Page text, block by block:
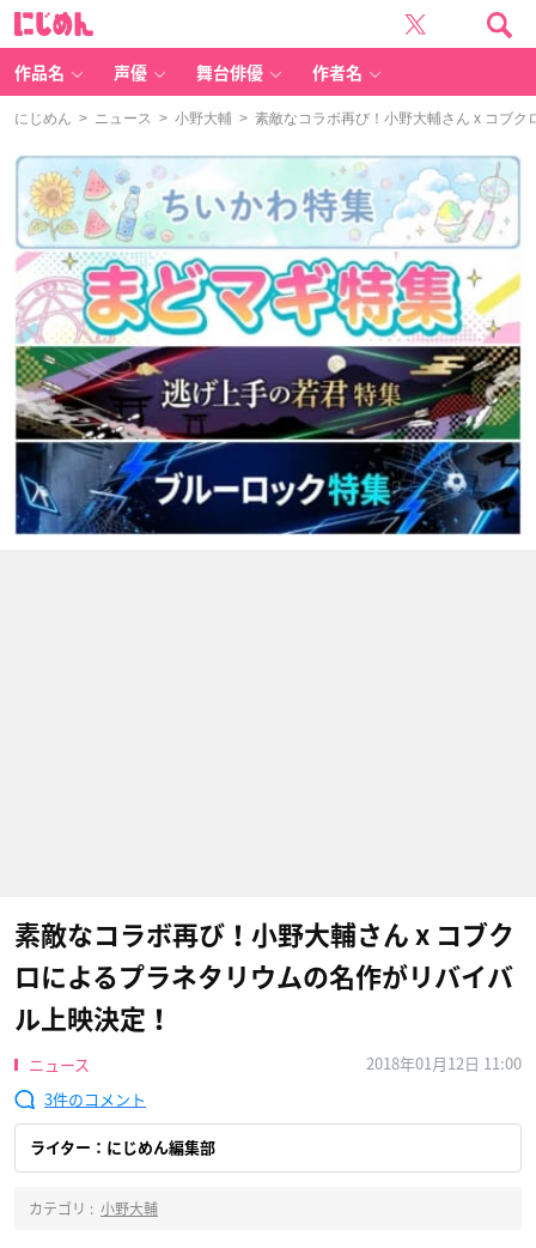
作品名 声優 舞台俳優 作者名
にじめん > ニュース > 小野大輔 > 素敵なコラボ再び！小野大輔さん x コブク
素敵なコラボ再び！小野大輔さん x コブク
ロによるプラネタリウムの名作がリバイバ
ル上映決定！
ニュース
2018年01月12日 11:00
3
ライター：にじめん編集部
カテゴリ : 小野大輔